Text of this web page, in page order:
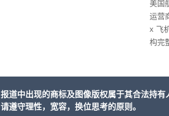
美国
运营
x 飞
构完
报道中出现的商标及图像版权属于其合法持
请遵守理性，宽容，换位思考的原则。